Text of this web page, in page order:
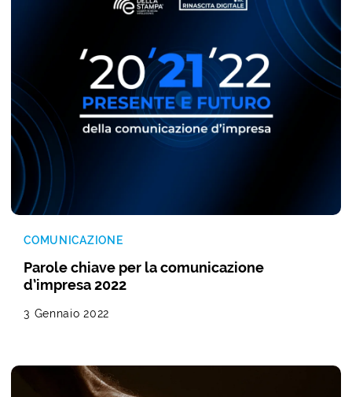
COMUNICAZIONE
Parole chiave per la comunicazione
d’impresa 2022
3 Gennaio 2022